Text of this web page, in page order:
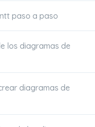
paso a paso
los diagramas de
diagramas de